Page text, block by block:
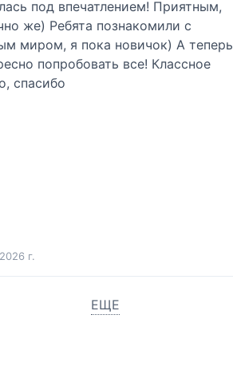
под впечатлением! Приятным,
же) Ребята познакомили с
миром, я пока новичок) А теперь
попробовать все! Классное
спасибо
г.
ЕЩЕ